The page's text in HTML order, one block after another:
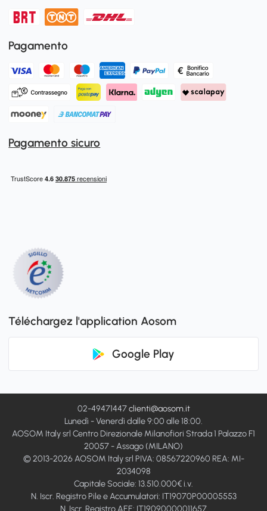
Pagamento
Pagamento sicuro
Téléchargez l'application Aosom
Google Play
02-49471447clienti@aosom.it
Lunedì - Venerdì dalle 9:00 alle 18:00.
AOSOM Italy srl Centro Direzionale Milanofiori Strada 1 Palazzo F1
20057 - Assago (MILANO)
© 2013-2026 AOSOM Italy srl PIVA: 08567220960 REA: MI-
2034098
Capitale Sociale: 13.510.000€ i.v.
N. Iscr. Registro Pile e Accumulatori: IT19070P00005553
N. Iscr. Registro AEE: IT19090000011657